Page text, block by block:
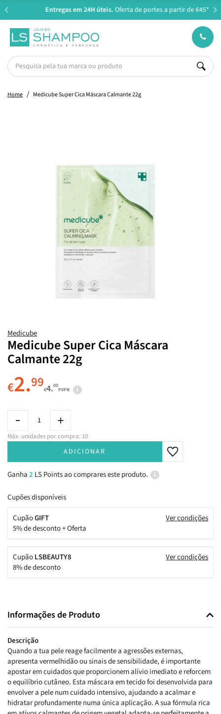
Entregas em 24H úteis. Oferta de portes a partir de €45*
Home Medicube Super Cica Máscara Calmante 22g
Medicube
Medicube Super Cica Máscara
Calmante 22g
€2.99€4.00
PVPR
Máx. unidades por compra: 10
ADICIONAR
Ganha2 LS Points ao comprares este produto.
Cupões disponíveis
CupãoGIFT
5% de desconto + Oferta
Ver condições
CupãoLSBEAUTY8
8% de desconto
Ver condições
Informações de Produto
Descrição
Quando a tua pele reage facilmente a agressões externas,
apresenta vermelhidão ou sinais de sensibilidade, é importante
apostar em cuidados que proporcionem alívio imediato e reforcem
o equilíbrio cutâneo. Esta máscara em tecido foi desenvolvida para
envolver a pele num cuidado intensivo, ajudando a acalmar e
hidratar profundamente numa única aplicação. A sua fórmula rica